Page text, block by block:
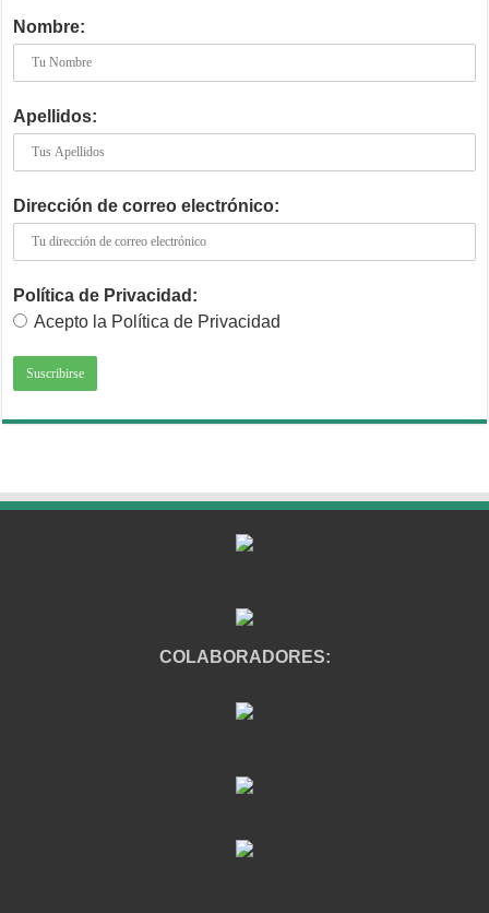
Nombre:
Apellidos:
Dirección de correo electrónico:
Política de Privacidad:
Acepto la Política de Privacidad
COLABORADORES: